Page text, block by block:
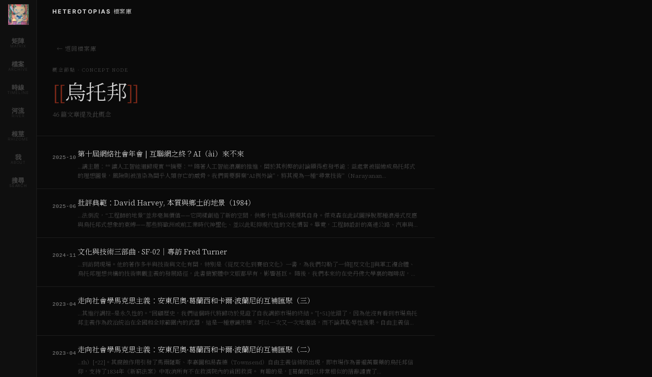
矩陣
MATRIX
檔案
ARCHIVE
時線
TIMELINE
河流
RIVER
根莖
RHIZOME
我
ABOUT
搜尋
SEARCH
HETEROTOPIAS 檔案庫
← 返回檔案庫
概念節點 · CONCEPT NODE
[[烏托邦]]
46 篇文章提及此概念
2025-10 第十屆網絡社會年會 | 互聯網之終？AI（ài）來不來
…講主題：** 讓人工智能迴歸現實 **摘要：** 隨著人工智能浪潮的推進，關於其利弊的討論顯得愈發弔詭：益處常被描繪成烏托邦式
的理想圖景，風險則被渲染為關乎人類存亡的威脅。我們需要摒棄“AI例外論”，將其視為一種“尋常技術”（Narayanan…
2025-06 批評典範：David Harvey, 本質與鄉土的地景（1984）
…法倒流，“工程師的地景”並非毫無價值——它同樣創造了新的空間，供鄉土性得以展現其自身。傑克森在此試圖掙脫那種浪漫式反應
與烏托邦式想象的束縛——那些將歐洲或前工業時代神聖化、並以此貶抑現代性的文化慣習。畢竟，工程師設計的高速公路、汽車與移
2024-11 文化與技術三部曲 · SF-02｜專訪 Fred Turner
…到訪問現場。他的著作多半與技術與文化有關，特別是《從反文化到賽伯文化》一書，為我們勾勒了一條[[反文化]]與軍工複合體、
烏托邦理想共構的技術樂觀主義的發展路徑，此書簡繁體中文版都早有，影響甚巨。 隨後，我們本來約在史丹佛大學裏的咖啡店，後
2023-04 走向社會學馬克思主義：安東尼奧·葛蘭西和卡爾·波蘭尼的互補匯聚（三）
…其進行調控–是永久性的。“回顧歷史，我們這個時代將歸功於見證了自我調節市場的終結。”[^51]他錯了，因為他沒有看到市場烏托
邦主義作為政治統治在全國和全球範圍內的武器，這是一種意識形態，可以一次又一次地復活，而不論其恥辱性後果。自由主義信條
2023-04 走向社會學馬克思主義：安東尼奧·葛蘭西和卡爾·波蘭尼的互補匯聚（二）
…th）[^22]。其腐蝕作用引發了馬爾薩斯、李嘉圖和湯森德（Townsend）自由主義信條的出現，即市場作為普遍萬靈藥的烏托邦信
仰，支持了1834年《新窮法案》中取消所有不在救濟院內的貧困救濟。 有趣的是，[[葛蘭西]]以非常相似的措辭譴責了…